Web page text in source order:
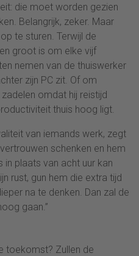
die moet worden gezien
Belangrijk, zeker. Maar
te sturen. Terwijl de
groot is om elke vijf
nemen van de thuiswerker
zijn PC zit. Of om
omdat hij reistijd
thuis hoog ligt.
van iemands werk, zegt
schenken en hem
in plaats van acht uur kan
rust, gun hem die extra tijd
na te denken. Dan zal de
gaan.”
toekomst? Zullen de